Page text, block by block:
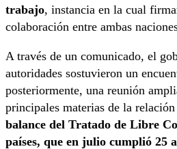
trabajo, instancia en la cual
colaboración entre ambas
A través de un comunicado, el
autoridades sostuvieron un
posteriormente, una reunión
principales materias de la
balance del Tratado de Libre
países, que en julio cumplió 25